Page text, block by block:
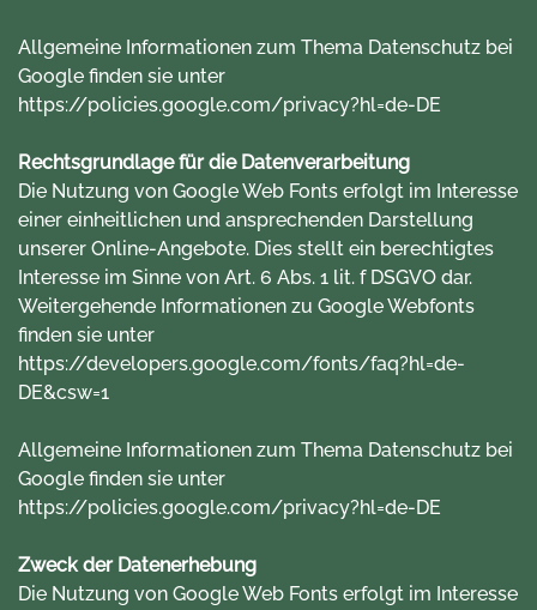
Allgemeine Informationen zum Thema Datenschutz bei
Google finden sie unter
https://policies.google.com/privacy?hl=de-DE
Rechtsgrundlage für die Datenverarbeitung
Die Nutzung von Google Web Fonts erfolgt im Interesse
einer einheitlichen und ansprechenden Darstellung
unserer Online-Angebote. Dies stellt ein berechtigtes
Interesse im Sinne von Art. 6 Abs. 1 lit. f DSGVO dar.
Weitergehende Informationen zu Google Webfonts
finden sie unter
https://developers.google.com/fonts/faq?hl=de-
DE&csw=1
Allgemeine Informationen zum Thema Datenschutz bei
Google finden sie unter
https://policies.google.com/privacy?hl=de-DE
Zweck der Datenerhebung
Die Nutzung von Google Web Fonts erfolgt im Interesse